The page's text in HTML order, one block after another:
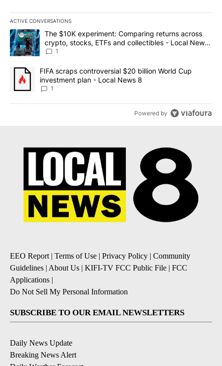
ACTIVE CONVERSATIONS
The following is a list of the most commented articles in the last
A trending article titled "The $10K experiment: Comparing
The $10K experiment: Comparing returns across
crypto, stocks, ETFs and collectibles - Local News
8
1
A trending article titled "FIFA scraps controversial $20 billion
FIFA scraps controversial $20 billion World Cup
investment plan - Local News 8
1
Powered by
EEO Report| Terms of Use | Privacy Policy | Community
Guidelines | About Us | KIFI-TV FCC Public File | FCC
Applications |
Do Not Sell My Personal Information
SUBSCRIBE TO OUR EMAIL NEWSLETTERS
Daily News Update
Breaking News Alert